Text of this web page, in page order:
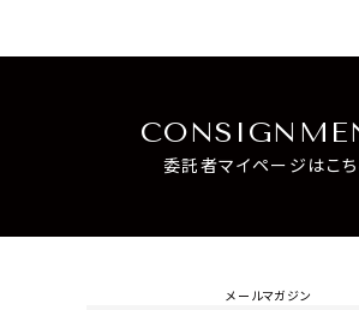
委託者マイページはこち
メールマガジン